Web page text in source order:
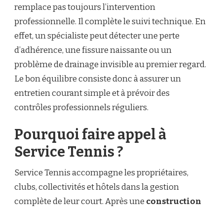
remplace pas toujours l’intervention
professionnelle. Il complète le suivi technique. En
effet, un spécialiste peut détecter une perte
d’adhérence, une fissure naissante ou un
problème de drainage invisible au premier regard.
Le bon équilibre consiste donc à assurer un
entretien courant simple et à prévoir des
contrôles professionnels réguliers.
Pourquoi faire appel à
Service Tennis ?
Service Tennis accompagne les propriétaires,
clubs, collectivités et hôtels dans la gestion
complète de leur court. Après une construction